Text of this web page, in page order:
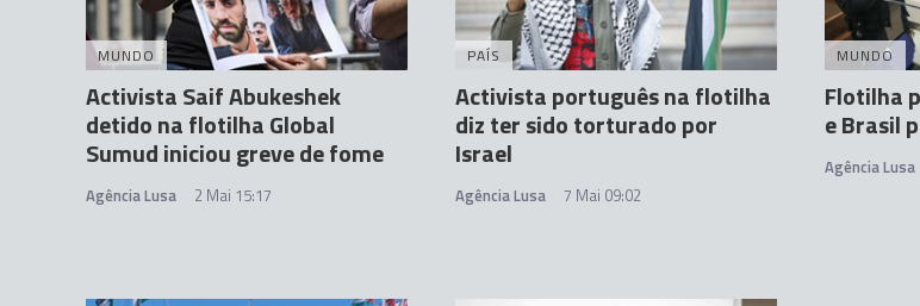
MUNDO
Activista Saif Abukeshek
detido na flotilha Global
Sumud iniciou greve de fome
Agência Lusa 2 Mai 15:17
PAÍS
Activista português na flotilha
diz ter sido torturado por
Israel
Agência Lusa 7 Mai 09:02
MUNDO
Flotilha
e Brasil
Agência Lusa